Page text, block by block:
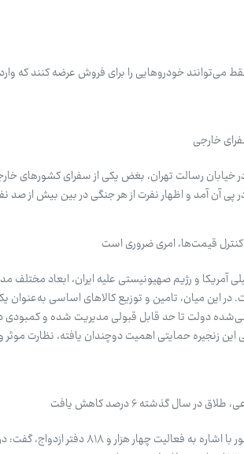
خودروهایی را برای فروش عرضه کنند که
خارجی
یک خانواده، در خیابان رسالت تهران، بغض یکی از سفرای
پی آن آمد و اظهار نفرت از هر جنگی در بین بیش از صد
قیمت‌ها، امری ضروری است
آغاز جنگ تحمیلی آمریکا و رژیم صهیونیستی علیه ایران، ابعاد
در این میان، تامین و توزیع کالاهای اساسی
دولت تا حد قابل قبولی مدیریت شده و کمبودی
این زنجیره حمایتی اهمیت دوچندان یافته، نظارت
سال گذشته ۶ درصد کاهش یافت
سخنگوی سازمان ثبت اسناد و املاک کشور با